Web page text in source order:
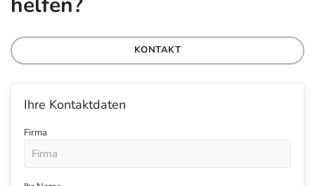
KONTAKT
Ihre Kontaktdaten
Firma